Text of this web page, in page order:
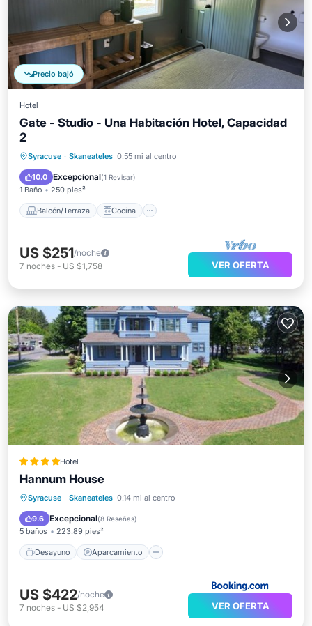
Precio bajó
Hotel
Gate - Studio - Una Habitación Hotel, Capacidad
2
Syracuse · Skaneateles 0.55 mi al centro
10.0 Excepcional(1 Revisar)
1 Baño 250 pies²
Balcón/Terraza Cocina
Balcón/Terraza
Cocina
Aire acondicionado
US $251/noche
7 noches - US $1,758 VER OFERTA
Hotel
Hannum House
Syracuse · Skaneateles 0.14 mi al centro
9.6 Excepcional(8 Reseñas)
5 baños 223.89 pies²
Desayuno Aparcamiento
Desayuno
Aparcamiento
Balcón/Terraza
US $422/noche
7 noches - US $2,954 VER OFERTA